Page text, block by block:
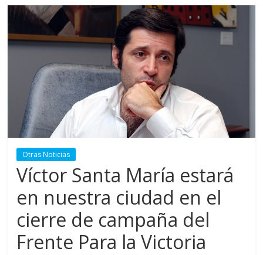
Otras Noticias
Víctor Santa María estará
en nuestra ciudad en el
cierre de campaña del
Frente Para la Victoria